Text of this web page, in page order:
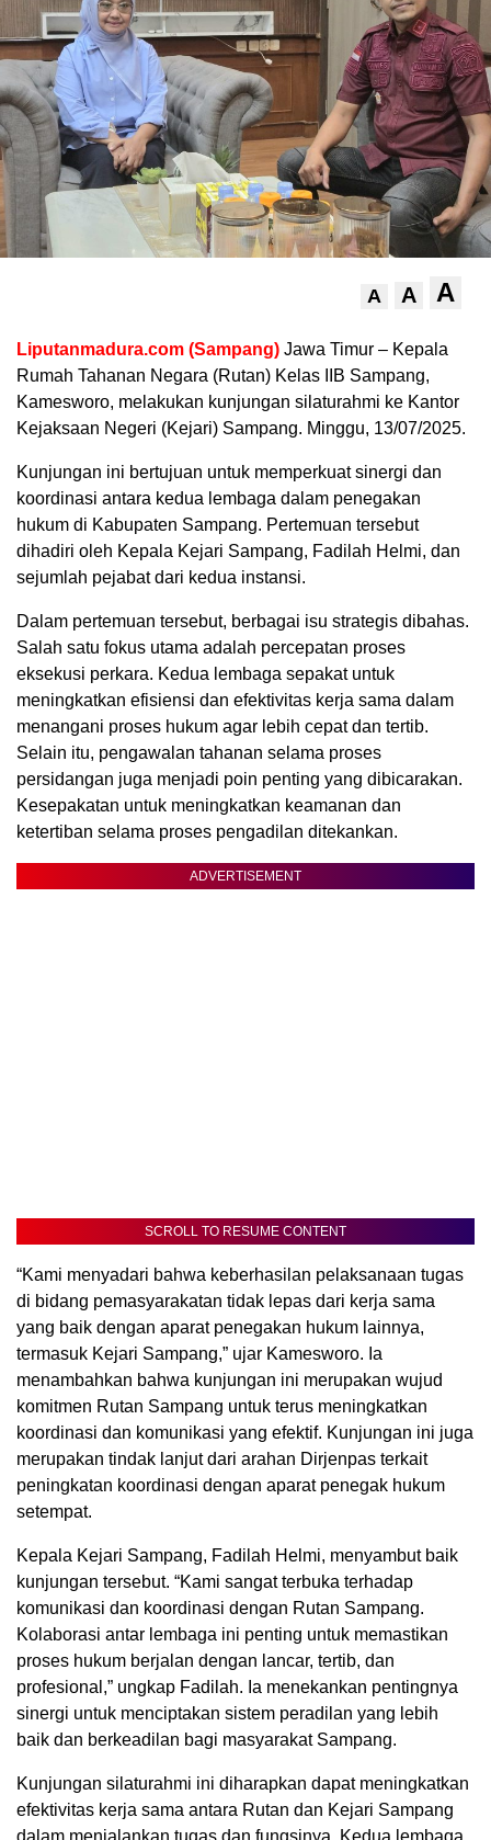
A A A
Liputanmadura.com (Sampang) Jawa Timur – Kepala
Rumah Tahanan Negara (Rutan) Kelas IIB Sampang,
Kamesworo, melakukan kunjungan silaturahmi ke Kantor
Kejaksaan Negeri (Kejari) Sampang. Minggu, 13/07/2025.
Kunjungan ini bertujuan untuk memperkuat sinergi dan
koordinasi antara kedua lembaga dalam penegakan
hukum di Kabupaten Sampang. Pertemuan tersebut
dihadiri oleh Kepala Kejari Sampang, Fadilah Helmi, dan
sejumlah pejabat dari kedua instansi.
Dalam pertemuan tersebut, berbagai isu strategis dibahas.
Salah satu fokus utama adalah percepatan proses
eksekusi perkara. Kedua lembaga sepakat untuk
meningkatkan efisiensi dan efektivitas kerja sama dalam
menangani proses hukum agar lebih cepat dan tertib.
Selain itu, pengawalan tahanan selama proses
persidangan juga menjadi poin penting yang dibicarakan.
Kesepakatan untuk meningkatkan keamanan dan
ketertiban selama proses pengadilan ditekankan.
ADVERTISEMENT
SCROLL TO RESUME CONTENT
“Kami menyadari bahwa keberhasilan pelaksanaan tugas
di bidang pemasyarakatan tidak lepas dari kerja sama
yang baik dengan aparat penegakan hukum lainnya,
termasuk Kejari Sampang,” ujar Kamesworo. Ia
menambahkan bahwa kunjungan ini merupakan wujud
komitmen Rutan Sampang untuk terus meningkatkan
koordinasi dan komunikasi yang efektif. Kunjungan ini juga
merupakan tindak lanjut dari arahan Dirjenpas terkait
peningkatan koordinasi dengan aparat penegak hukum
setempat.
Kepala Kejari Sampang, Fadilah Helmi, menyambut baik
kunjungan tersebut. “Kami sangat terbuka terhadap
komunikasi dan koordinasi dengan Rutan Sampang.
Kolaborasi antar lembaga ini penting untuk memastikan
proses hukum berjalan dengan lancar, tertib, dan
profesional,” ungkap Fadilah. Ia menekankan pentingnya
sinergi untuk menciptakan sistem peradilan yang lebih
baik dan berkeadilan bagi masyarakat Sampang.
Kunjungan silaturahmi ini diharapkan dapat meningkatkan
efektivitas kerja sama antara Rutan dan Kejari Sampang